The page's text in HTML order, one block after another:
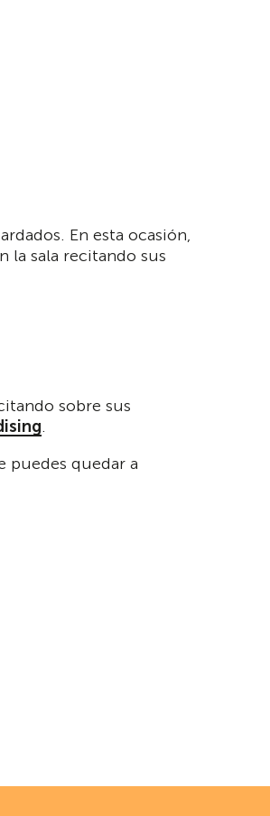
En esta ocasión,
la sala recitando sus
sobre sus
.
puedes quedar a